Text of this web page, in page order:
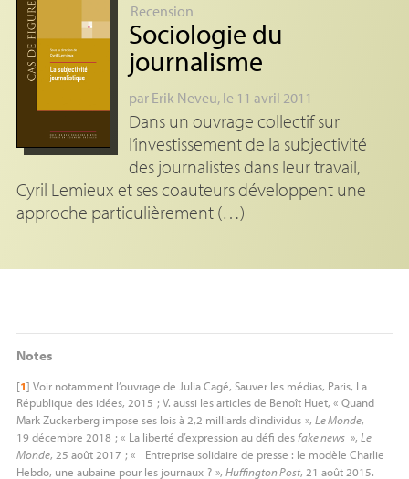
Recension
Sociologie du
journalisme
par Erik Neveu, le 11 avril 2011
Dans un ouvrage collectif sur
l’investissement de la subjectivité
des journalistes dans leur travail,
Cyril Lemieux et ses coauteurs développent une
approche particulièrement (…)
Notes
[1] Voir notamment l’ouvrage de Julia Cagé, Sauver les médias, Paris, La
République des idées, 2015 ; V. aussi les articles de Benoît Huet, « Quand
Mark Zuckerberg impose ses lois à 2,2 milliards d’individus », Le Monde,
19 décembre 2018 ; « La liberté d’expression au défi desfake news », Le
Monde, 25 août 2017 ; «
Entreprise solidaire de presse : le modèle Charlie
Hebdo, une aubaine pour les journaux ? », Huffington Post, 21 août 2015.